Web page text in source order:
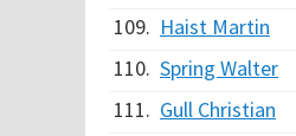
109. Haist Martin
110. Spring Walter
111. Gull Christian